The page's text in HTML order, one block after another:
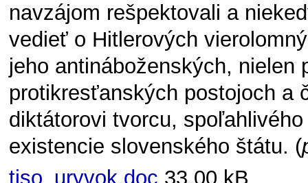
navzájom rešpektovali a
vedieť o Hitlerových
jeho antináboženských, nielen
protikresťanských postojoch a
diktátorovi tvorcu,
existencie slovenského štátu. (
tiso_uryvok.doc 33,00 kB